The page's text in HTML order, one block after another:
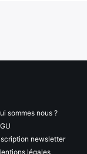
sommes nous ?
newsletter
légales